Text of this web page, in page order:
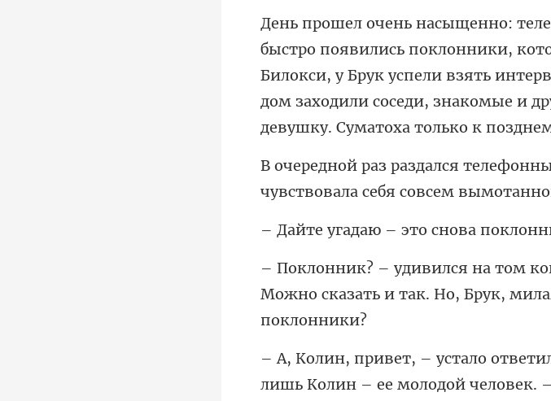
Билокси, у Брук успели взять
дом заходили
чувствовала себя совсе
аю – это сно
Можно сказать и так. Но, Брук,
лишь Колин – ее молодой человек.